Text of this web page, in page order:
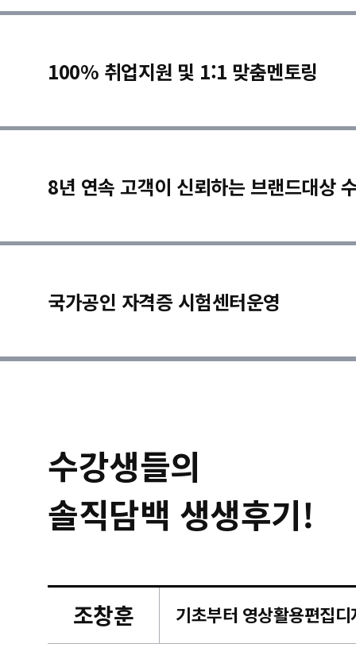
100% 취업지원 및 1:1 맞춤멘토링
8년 연속 고객이 신뢰하는 브랜드대상
국가공인 자격증 시험센터운영
수강생들의
솔직담백 생생후기!
조창훈